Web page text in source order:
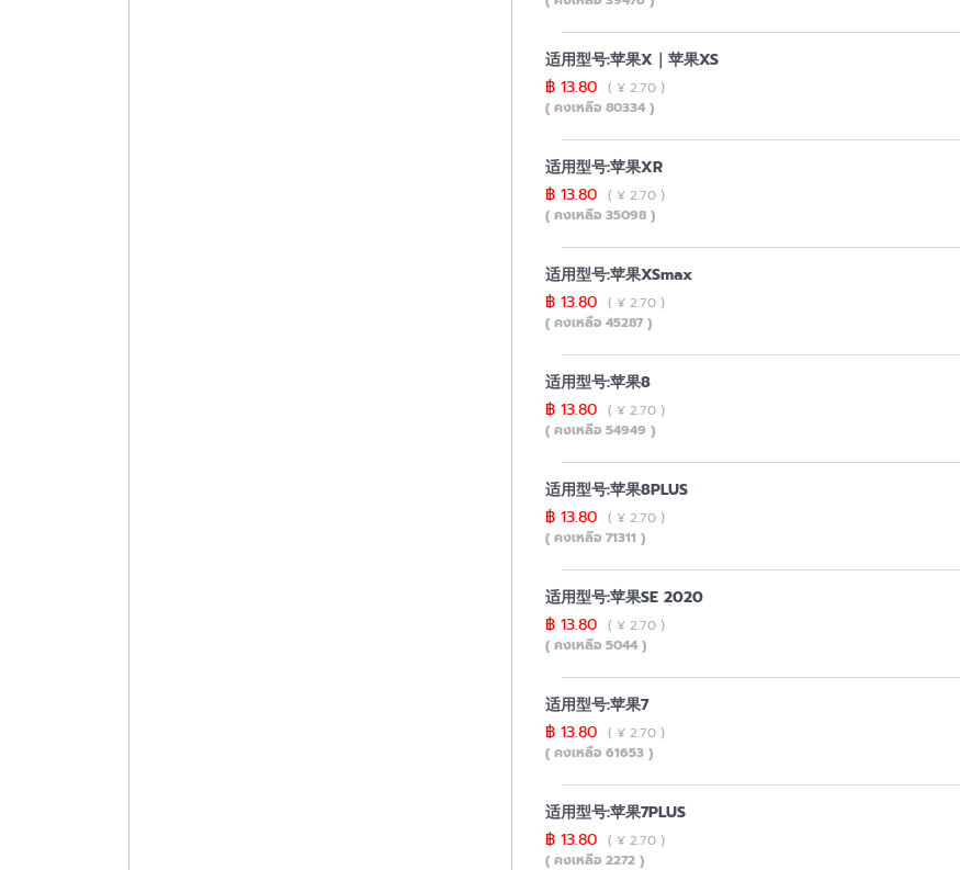
适用型号:苹果X｜苹果XS
฿ 13.80 ( ¥ 2.70 )
( คงเหลือ 80334 )
适用型号:苹果XR
฿ 13.80 ( ¥ 2.70 )
( คงเหลือ 35098 )
适用型号:苹果XSmax
฿ 13.80 ( ¥ 2.70 )
( คงเหลือ 45287 )
适用型号:苹果8
฿ 13.80 ( ¥ 2.70 )
( คงเหลือ 54949 )
适用型号:苹果8PLUS
฿ 13.80 ( ¥ 2.70 )
( คงเหลือ 71311 )
适用型号:苹果SE 2020
฿ 13.80 ( ¥ 2.70 )
( คงเหลือ 5044 )
适用型号:苹果7
฿ 13.80 ( ¥ 2.70 )
( คงเหลือ 61653 )
适用型号:苹果7PLUS
฿ 13.80 ( ¥ 2.70 )
( คงเหลือ 2272 )